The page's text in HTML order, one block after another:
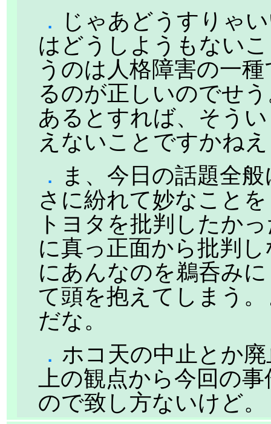
．
じゃあどうすりゃ
はどうしようもない
うのは人格障害の一
るのが正しいのでせ
あるとすれば、そう
えないことですかね
． ま、今日の話題全
さに紛れて妙なこと
トヨタを批判したか
に真っ正面から批判
にあんなのを鵜呑み
て頭を抱えてしまう
だな。
． ホコ天の中止とか
上の観点から今回の
ので致し方ないけど。